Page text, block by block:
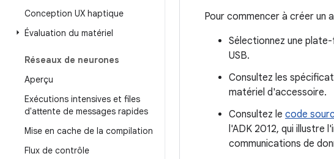
Conception UX haptique
Évaluation du matériel
Réseaux de neurones
Aperçu
Exécutions intensives et files
d'attente de messages rapides
Mise en cache de la compilation
Flux de contrôle
Pour commencer à créer un
Sélectionnez une
USB.
Consultez les
matériel d'accessoire.
Consultez le code
l'ADK 2012, qui illustre
communications de